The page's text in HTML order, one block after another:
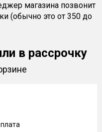
магазина позвонит
(обычно это от 350 до
в рассрочку